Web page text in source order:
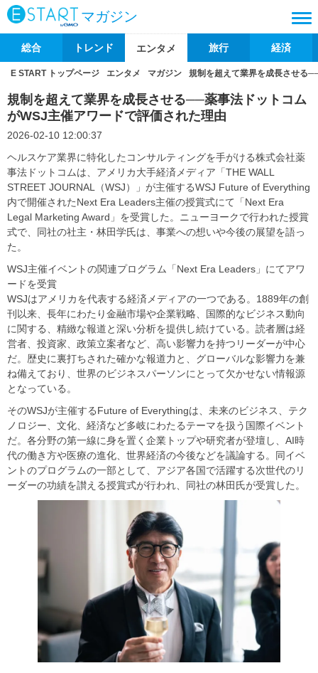
マガジン
総合 トレンド エンタメ 旅行 経済
E START トップページ エンタメ マガジン 規制を超えて業界を成長させる
規制を超えて業界を成長させる──薬事法ドットコム
がWSJ主催アワードで評価された理由
2026-02-10 12:00:37
ヘルスケア業界に特化したコンサルティングを手がける株式会社薬
事法ドットコムは、アメリカ大手経済メディア「THE WALL
STREET JOURNAL（WSJ）」が主催するWSJ Future of Everything
内で開催されたNext Era Leaders主催の授賞式にて「Next Era
Legal Marketing Award」を受賞した。ニューヨークで行われた授賞
式で、同社の社主・林田学氏は、事業への想いや今後の展望を語っ
た。
WSJ主催イベントの関連プログラム「Next Era Leaders」にてアワ
ードを受賞
WSJはアメリカを代表する経済メディアの一つである。1889年の創
刊以来、長年にわたり金融市場や企業戦略、国際的なビジネス動向
に関する、精緻な報道と深い分析を提供し続けている。読者層は経
営者、投資家、政策立案者など、高い影響力を持つリーダーが中心
だ。歴史に裏打ちされた確かな報道力と、グローバルな影響力を兼
ね備えており、世界のビジネスパーソンにとって欠かせない情報源
となっている。
そのWSJが主催するFuture of Everythingは、未来のビジネス、テク
ノロジー、文化、経済など多岐にわたるテーマを扱う国際イベント
だ。各分野の第一線に身を置く企業トップや研究者が登壇し、AI時
代の働き方や医療の進化、世界経済の今後などを議論する。同イベ
ントのプログラムの一部として、アジア各国で活躍する次世代のリ
ーダーの功績を讃える授賞式が行われ、同社の林田氏が受賞した。